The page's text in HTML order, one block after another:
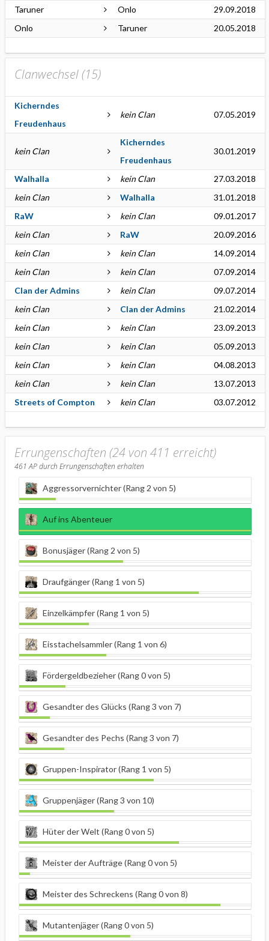
Taruner
Onlo
29.09.2018
Onlo
Taruner 20.05.2018
Clanwechsel (15)
Kicherndes
Freudenhaus
kein Clan 07.05.2019
kein Clan
Kicherndes
Freudenhaus
30.01.2019
Walhalla kein Clan
27.03.2018
kein Clan
Walhalla
31.01.2018
RaW
kein Clan
09.01.2017
kein Clan
RaW
20.09.2016
kein Clan
kein Clan
14.09.2014
kein Clan
kein Clan
07.09.2014
Clan der Admins
kein Clan
09.07.2014
kein Clan
Clan der Admins
21.02.2014
kein Clan
kein Clan
23.09.2013
kein Clan
kein Clan
05.09.2013
kein Clan
kein Clan
04.08.2013
kein Clan
kein Clan
13.07.2013
Streets of Compton
kein Clan 03.07.2012
Errungenschaften (24 von 411 erreicht)
461 AP durch Errungenschaften erhalten
Aggressorvernichter (Rang 2 von 5)
Auf ins Abenteuer
Bonusjäger (Rang 2 von 5)
Draufgänger (Rang 1 von 5)
Einzelkämpfer (Rang 1 von 5)
Eisstachelsammler (Rang 1 von 6)
Fördergeldbezieher (Rang 0 von 5)
Gesandter des Glücks (Rang 3 von 7)
Gesandter des Pechs (Rang 3 von 7)
Gruppen-Inspirator (Rang 1 von 5)
Gruppenjäger (Rang 3 von 10)
Hüter der Welt (Rang 0 von 5)
Meister der Aufträge (Rang 0 von 5)
Meister des Schreckens (Rang 0 von 8)
Mutantenjäger (Rang 0 von 5)